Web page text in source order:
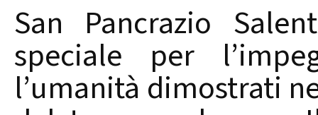
San Pancrazio
speciale per
l’umanità dimostrati